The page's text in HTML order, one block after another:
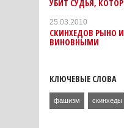
УБИТ СУДЬЯ,
25.03.2010
СКИНХЕДОВ РЫНО
ВИНОВНЫМИ
КЛЮЧЕВЫЕ СЛОВА
фашизм скинхеды